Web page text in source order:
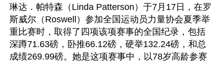
琳达．帕特森（Linda Patterson）于7月17日，在罗
斯威尔（Roswell）参加全国运动员力量协会夏季举
重比赛时，取得了四项该项赛事的全国纪录，包括
深蹲71.63磅，卧推66.12磅，硬举132.24磅，和总
成绩269.99磅。她是这项赛事中，以78岁高龄参赛